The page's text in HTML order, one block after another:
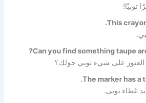
توبيًا!
This
Can you find something taupe
على شيء توبي حولك؟
The marker has a
غطاء توبي.